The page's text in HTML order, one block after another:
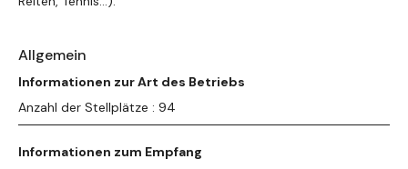
Allgemein
Informationen zur Art des Betriebs
Anzahl der Stellplätze : 94
Informationen zum Empfang